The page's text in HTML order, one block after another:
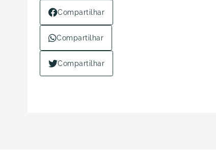
Compartilhar
Compartilhar
Compartilhar